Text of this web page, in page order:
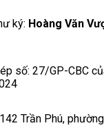
ký: Hoàng Văn
số: 27/GP-CBC
Trần Phú,